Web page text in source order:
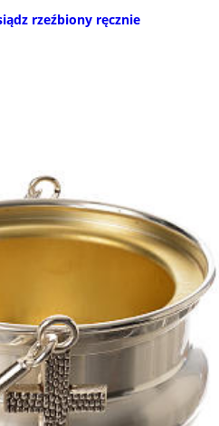
rzeźbiony ręcznie